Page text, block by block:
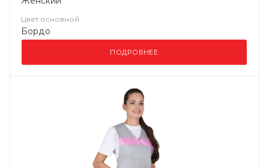
Цвет основной
Бордо
ПОДРОБНЕЕ